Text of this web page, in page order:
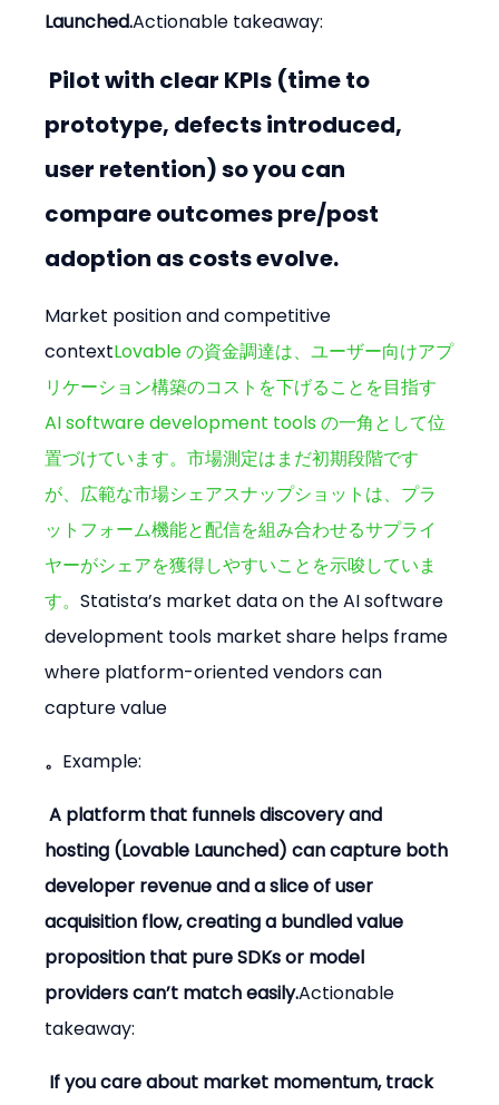
Launched.Actionable takeaway:
prototype, defects introduced,
user retention) so you can
compare outcomes pre/post
adoption as costs evolve.
Market position and competitive
contextLovable の資金調達は、ユーザー向けアプ
リケーション構築のコストを下げることを目指す
AI software development tools の一角として位
置づけています。市場測定はまだ初期段階です
が、広範な市場シェアスナップショットは、プラ
ットフォーム機能と配信を組み合わせるサプライ
ヤーがシェアを獲得しやすいことを示唆していま
す。Statista’s market data on the AI software
development tools market share helps frame
where platform-oriented vendors can
capture value
。 Example:
A platform that funnels discovery and
hosting (Lovable Launched) can capture both
developer revenue and a slice of user
acquisition flow, creating a bundled value
proposition that pure SDKs or model
providers can’t match easily.Actionable
takeaway: